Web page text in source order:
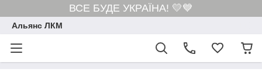
ВСЕ БУДЕ УКРАЇНА! 💛💙
Альянс ЛКМ